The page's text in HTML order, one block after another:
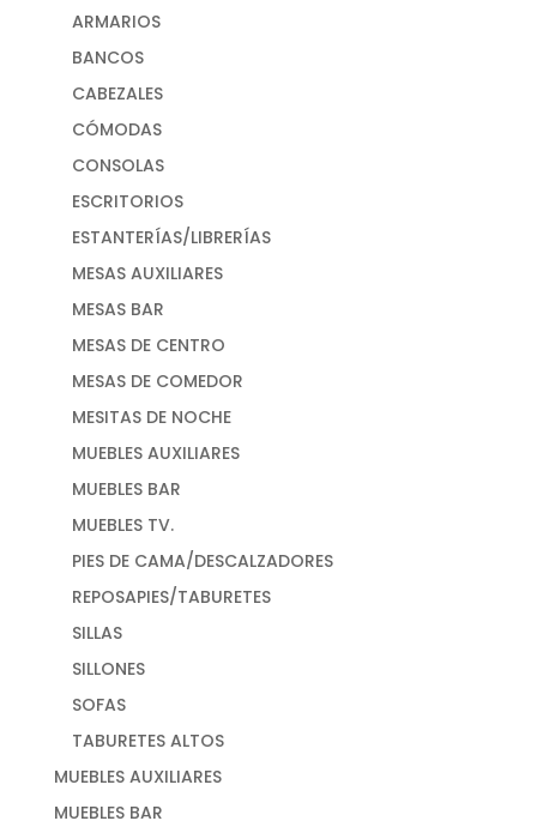
ARMARIOS
BANCOS
CABEZALES
CÓMODAS
CONSOLAS
ESCRITORIOS
ESTANTERÍAS/LIBRERÍAS
MESAS AUXILIARES
MESAS BAR
MESAS DE CENTRO
MESAS DE COMEDOR
MESITAS DE NOCHE
MUEBLES AUXILIARES
MUEBLES BAR
MUEBLES TV.
PIES DE CAMA/DESCALZADORES
REPOSAPIES/TABURETES
SILLAS
SILLONES
SOFAS
TABURETES ALTOS
MUEBLES AUXILIARES
MUEBLES BAR